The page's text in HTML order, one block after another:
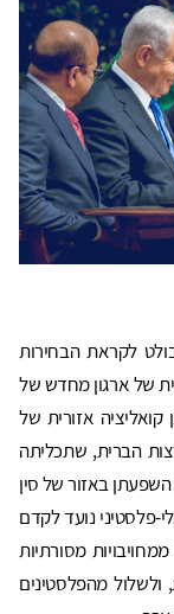
לקראת הבחירות
של ארגון מחדש של
אזורית של
הברית, שתכליתה
באזור של סין
פלסטיני נועד לקדם
מסורתיות
ולשלול מהפלסטינים